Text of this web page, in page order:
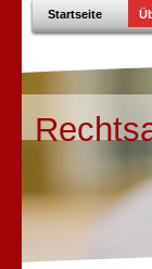
Startseite